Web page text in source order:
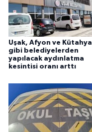
Uşak, Afyon ve Kütahya
gibi belediyelerden
yapılacak aydınlatma
kesintisi oranı arttı